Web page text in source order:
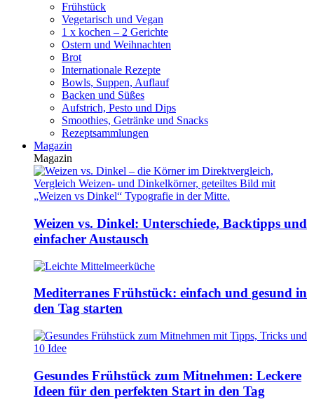
Frühstück
Vegetarisch und Vegan
1 x kochen – 2 Gerichte
Ostern und Weihnachten
Brot
Internationale Rezepte
Bowls, Suppen, Auflauf
Backen und Süßes
Aufstrich, Pesto und Dips
Smoothies, Getränke und Snacks
Rezeptsammlungen
Magazin
Magazin
Weizen vs. Dinkel: Unterschiede, Backtipps und
einfacher Austausch
Mediterranes Frühstück: einfach und gesund in
den Tag starten
Gesundes Frühstück zum Mitnehmen: Leckere
Ideen für den perfekten Start in den Tag